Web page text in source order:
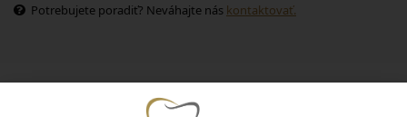
Potrebujete poradiť? Neváhajte nás kontaktovať.
Súvisiace produkty